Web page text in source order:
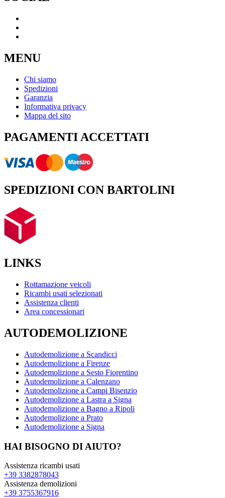
MENU
Chi siamo
Spedizioni
Garanzia
Informativa privacy
Mappa del sito
PAGAMENTI ACCETTATI
SPEDIZIONI CON BARTOLINI
LINKS
Rottamazione veicoli
Ricambi usati selezionati
Assistenza clienti
Area concessionari
AUTODEMOLIZIONE
Autodemolizione a Scandicci
Autodemolizione a Firenze
Autodemolizione a Sesto Fiorentino
Autodemolizione a Calenzano
Autodemolizione a Campi Bisenzio
Autodemolizione a Lastra a Signa
Autodemolizione a Bagno a Ripoli
Autodemolizione a Prato
Autodemolizione a Signa
HAI BISOGNO DI AIUTO?
Assistenza ricambi usati
+39 3382878043
Assistenza demolizioni
+39 3755367916